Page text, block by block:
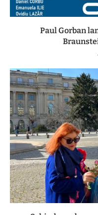
Paul Gorban